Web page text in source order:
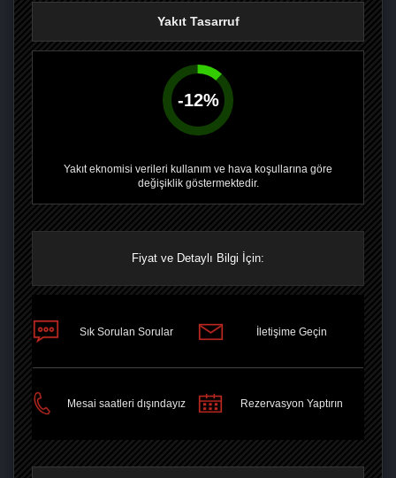
Yakıt Tasarruf
-12%
Yakıt eknomisi verileri kullanım ve hava koşullarına göre
değişiklik göstermektedir.
Fiyat ve Detaylı Bilgi İçin:
Sık Sorulan Sorular İletişime Geçin
Mesai saatleri dışındayız Rezervasyon Yaptırın